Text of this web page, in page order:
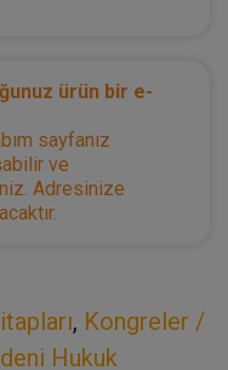
ürün bir e-
sayfanız
ve
Adresinize
, Kongreler /
Hukuk